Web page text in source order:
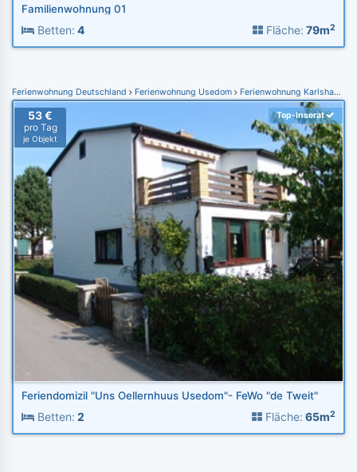
Familienwohnung 01
Betten: 4 Fläche: 79m2
Ferienwohnung Deutschland Ferienwohnung Usedom Ferienwohnung Karlshagen
53 €
pro Tag
je Objekt
Top-Inserat
Feriendomizil "Uns Oellernhuus Usedom"- FeWo "de Tweit"
Betten: 2 Fläche: 65m2